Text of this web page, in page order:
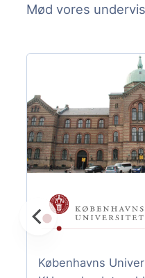
Mød vores
Københavns